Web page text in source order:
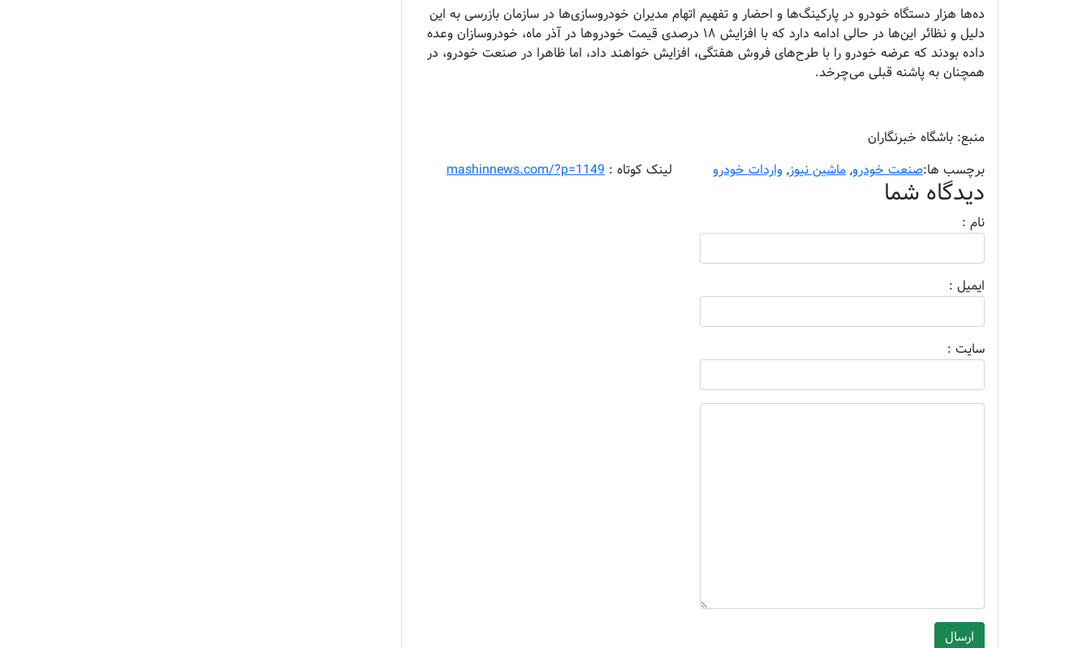
ده‌ها هزار دستگاه خودرو در پارکینگ‌ها و احضار و تفهیم اتهام مدیران خودروسازی‌ها در سازمان بازرسی به این
دلیل و نظائر این‌ها در حالی ادامه دارد که با افزایش ۱۸ درصدی قیمت خودرو‌ها در آذر ماه، خودروسازان وعده
داده بودند که عرضه خودرو را با طرح‌های فروش هفتگی، افزایش خواهند داد، اما ظاهرا در صنعت خودرو، در
همچنان به پاشنه قبلی می‌چرخد.
منبع: باشگاه خبرنگاران
برچسب ها:صنعت خودرو,ماشین نیوز,واردات خودرو لینک کوتاه : mashinnews.com/?p=1149
دیدگاه شما
نام :
ايميل :
سايت :